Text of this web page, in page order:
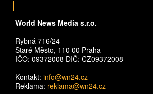
World News Media s.r.o.
Rybná 716/24
Staré Město, 110 00 Praha
IČO: 09372008 DIČ: CZ09372008
Kontakt: info@wn24.cz
Reklama: reklama@wn24.cz